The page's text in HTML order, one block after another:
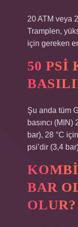
20 ATM veya
Tramplen,
için gereken
50 PSI
Şu anda tüm
basıncı
bar), 28 °C
psi’dir (3,4
BAR
OLUR?